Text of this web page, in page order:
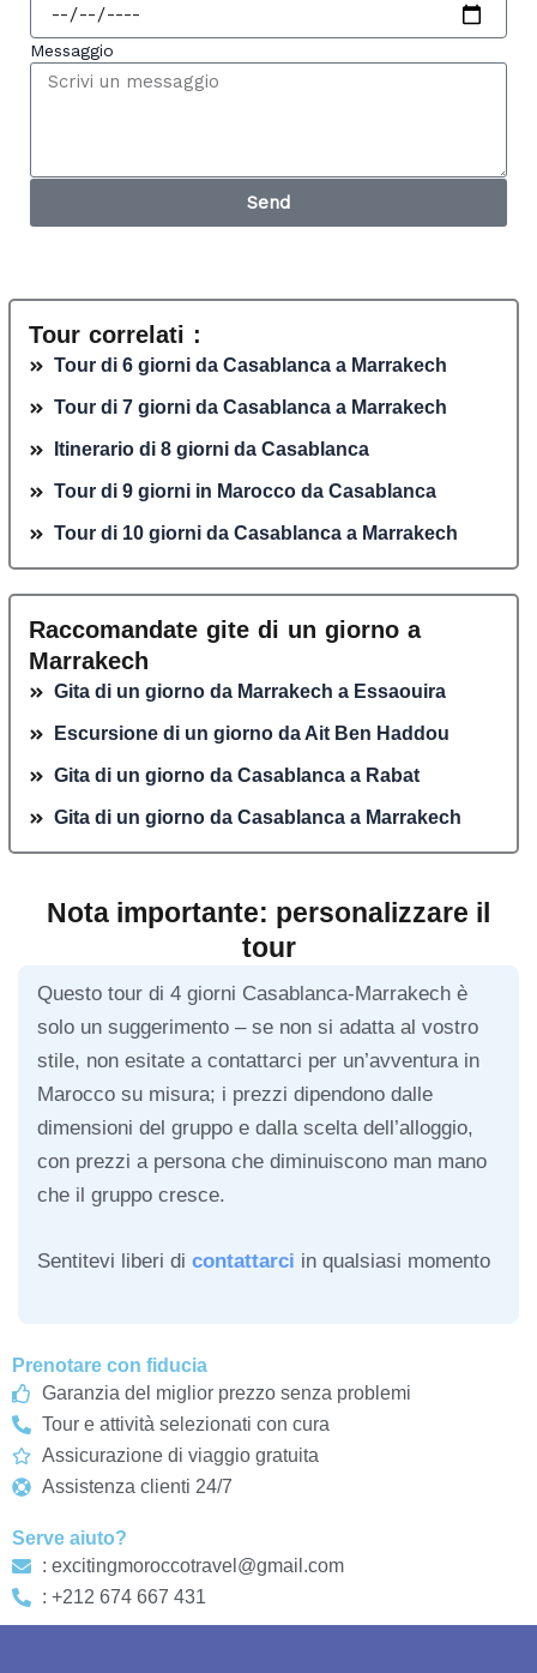
Prenotare con fiducia
Garanzia del miglior prezzo senza problemi
Tour e attività selezionati con cura
Assicurazione di viaggio gratuita
Assistenza clienti 24/7
Serve aiuto?
: excitingmoroccotravel@gmail.com
: +212 674 667 431
Messaggio
Send
Tour correlati :
Tour di 6 giorni da Casablanca a Marrakech
Tour di 7 giorni da Casablanca a Marrakech
Itinerario di 8 giorni da Casablanca
Tour di 9 giorni in Marocco da Casablanca
Tour di 10 giorni da Casablanca a Marrakech
Raccomandate gite di un giorno a
Marrakech
Gita di un giorno da Marrakech a Essaouira
Escursione di un giorno da Ait Ben Haddou
Gita di un giorno da Casablanca a Rabat
Gita di un giorno da Casablanca a Marrakech
Nota importante: personalizzare il
tour
Questo tour di 4 giorni Casablanca-Marrakech è
solo un suggerimento – se non si adatta al vostro
stile, non esitate a contattarci per un’avventura in
Marocco su misura; i prezzi dipendono dalle
dimensioni del gruppo e dalla scelta dell’alloggio,
con prezzi a persona che diminuiscono man mano
che il gruppo cresce.
Sentitevi liberi di contattarci in qualsiasi momento